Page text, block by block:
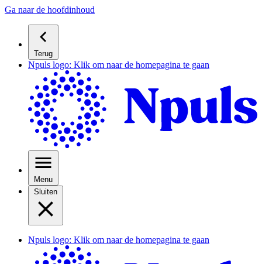
Ga naar de hoofdinhoud
Terug
Npuls logo: Klik om naar de homepagina te gaan
Menu
Sluiten
Npuls logo: Klik om naar de homepagina te gaan